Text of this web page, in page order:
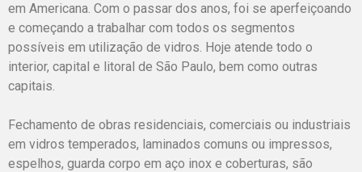
em Americana. Com o passar dos anos, foi se aperfeiçoando
e começando a trabalhar com todos os segmentos
possíveis em utilização de vidros. Hoje atende todo o
interior, capital e litoral de São Paulo, bem como outras
capitais.
Fechamento de obras residenciais, comerciais ou industriais
em vidros temperados, laminados comuns ou impressos,
espelhos, guarda corpo em aço inox e coberturas, são